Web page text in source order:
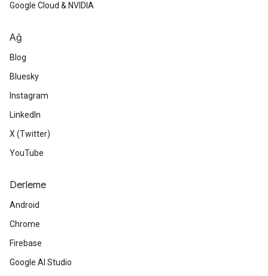
Google Cloud & NVIDIA
Ağ
Blog
Bluesky
Instagram
LinkedIn
X (Twitter)
YouTube
Derleme
Android
Chrome
Firebase
Google AI Studio